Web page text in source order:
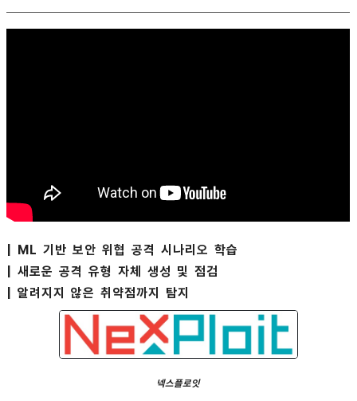
| ML 기반 보안 위협 공격 시나리오 학습
| 새로운 공격 유형 자체 생성 및 점검
| 알려지지 않은 취약점까지 탐지
넥스플로잇